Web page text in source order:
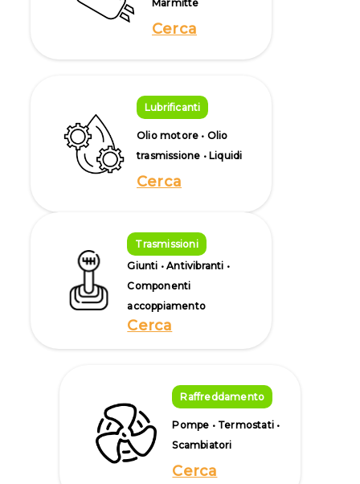
Marmitte
Cerca
Lubrificanti
Olio motore • Olio
trasmissione • Liquidi
Cerca
Trasmissioni
Giunti • Antivibranti •
Componenti
accoppiamento
Cerca
Raffreddamento
Pompe • Termostati •
Scambiatori
Cerca